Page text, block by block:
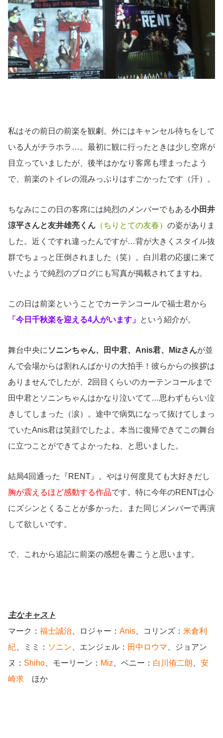
私はその前日の前楽を観劇。外にはキャンセル待ちをして
いる人がチラホラ…。最初に観に行ったときは少し空席が
目立っていましたが、後半はかなり客席も埋まったよう
で、前楽のトイレの混みっぷりはすごかったです（汗）。
ちなみにこの日の客席には純烈のメンバーでもある小田井
涼平さんと友井雄亮くん （ちりとての友春） の姿がありま
した。近くですれ違ったんですが…背が大きくスタイル抜
群でちょっと圧倒されました（笑）。白川君の応援に来て
いたようで純烈のブログにも写真が掲載されてますね。
この日は前楽ということでカーテンコールで福士君から
「今日千秋楽を迎える4人がいます」 という紹介が。
舞台中央に ソニンちゃん、田中君、Anis君、Mizさんが並
んで会場からは割れんばかりの大拍手！彼らからの挨拶は
ありませんでしたが、2回目くらいのカーテンコールまで
田中君とソニンちゃんはかなり泣いてて…思わずもらい泣
きしてしまった（涙）。途中で病気になって抜けてしまっ
ていたAnis君は笑顔でしたよ。本当に復帰できてこの舞台
に立つことができてよかったね、と思いました。
結局4回通った『RENT』。やはり何度見ても大好きだし
胸が震えるほど感動する作品です。特に今年のRENTは心
にズシンとくることが多かった。また同じメンバーで再演
して欲しいです。
で、これから追記に前楽の感想を書こうと思います。
主なキャスト
マーク： 福士誠治 、ロジャー： Anis 、コリンズ： 米倉利
紀 、ミミ： ソニン 、エンジェル： 田中ロウマ 、ジョアン
ヌ： Shiho 、モーリーン： Miz 、ベニー： 白川侑二朗
安
崎求 ほか